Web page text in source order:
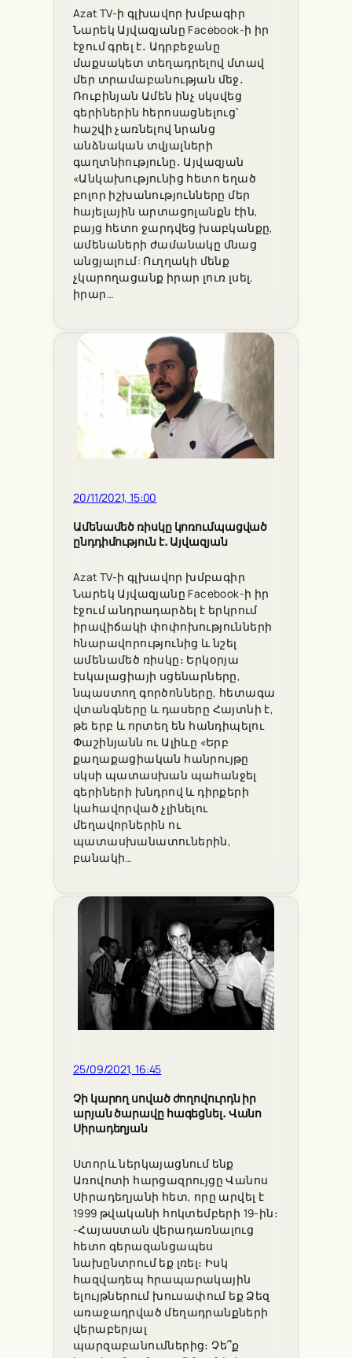
Azat TV-ի գլխավոր խմբագիր
Նարեկ Այվազյանը Facebook-ի իր
էջում գրել է․ Ադրբեջանը
մաքսակետ տեղադրելով մտավ
մեր տրամաբանության մեջ․
Ռուբինյան Ամեն ինչ սկսվեց
գերիներին հերոսացնելուց՝
հաշվի չառնելով նրանց
անձնական տվյալների
գաղտնիությունը․ Այվազյան
«Անկախությունից հետո եղած
բոլոր իշխանությունները մեր
հայելային արտացոլանքն էին,
բայց հետո ջարդվեց խաբկանքը,
ամենաների ժամանակը մնաց
անցյալում: Ուղղակի մենք
չկարողացանք իրար լուռ լսել,
իրար…
20/11/2021, 15:00
Ամենամեծ ռիսկը կոռումպացված
ընդդիմություն է․ Այվազյան
Azat TV-ի գլխավոր խմբագիր
Նարեկ Այվազյանը Facebook-ի իր
էջում անդրադարձել է երկրում
իրավիճակի փոփոխությունների
հնարավորությունից և նշել
ամենամեծ ռիսկը։ Երկօրյա
էսկալացիայի սցենարները,
նպաստող գործոնները, հետագա
վտանգները և դասերը Հայտնի է,
թե երբ և որտեղ են հանդիպելու
Փաշինյանն ու Ալիևը «Երբ
քաղաքացիական հանրույթը
սկսի պատասխան պահանջել
գերիների խնդրով և դիրքերի
կահավորված չլինելու
մեղավորներին ու
պատասխանատուներին,
բանակի…
25/09/2021, 16:45
Չի կարող սոված ժողովուրդն իր
արյան ծարավը հագեցնել․ Վանո
Սիրադեղյան
Ստորև ներկայացնում ենք
Առովոտի հարցազրույցը Վանոս
Սիրադեղյանի հետ, որը արվել է
1999 թվականի հոկտեմբերի 19-ին։
-Հայաստան վերադառնալուց
հետո գերազանցապես
նախընտրում եք լռել։ Իսկ
հազվադեպ հրապարակային
ելույթներում խուսափում եք Ձեզ
առաջադրված մեղադրանքների
վերաբերյալ
պարզաբանումներից։ Չե՞ք